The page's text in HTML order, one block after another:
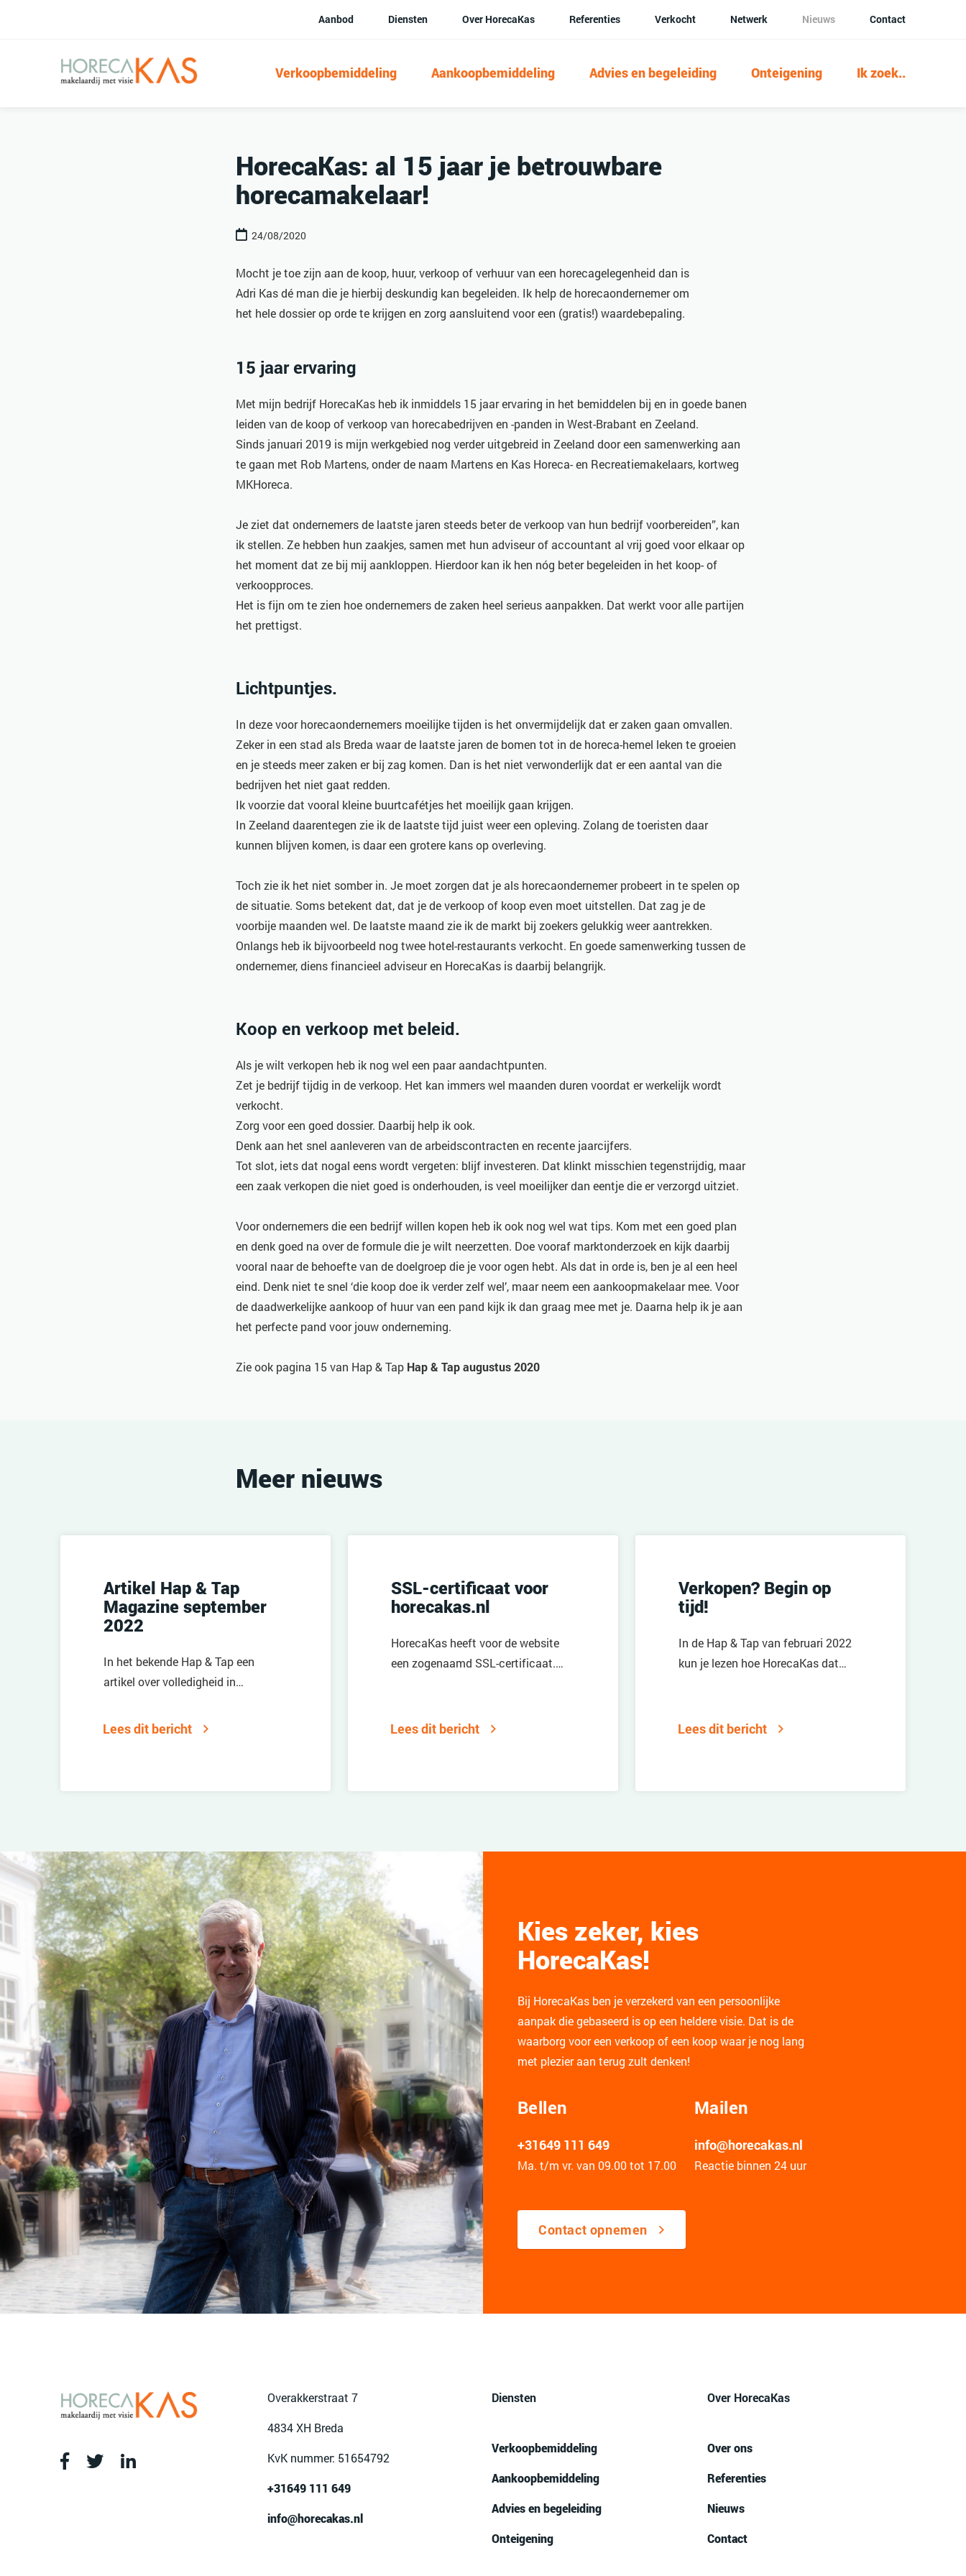
Aanbod Diensten Over HorecaKas Referenties Verkocht Netwerk Nieuws Contact
Verkoopbemiddeling Aankoopbemiddeling Advies en begeleiding Onteigening Ik zoek..
HorecaKas: al 15 jaar je betrouwbare
horecamakelaar!
24/08/2020
Mocht je toe zijn aan de koop, huur, verkoop of verhuur van een horecagelegenheid dan is
Adri Kas dé man die je hierbij deskundig kan begeleiden. Ik help de horecaondernemer om
het hele dossier op orde te krijgen en zorg aansluitend voor een (gratis!) waardebepaling.
15 jaar ervaring
Met mijn bedrijf HorecaKas heb ik inmiddels 15 jaar ervaring in het bemiddelen bij en in goede banen
leiden van de koop of verkoop van horecabedrijven en -panden in West-Brabant en Zeeland.
Sinds januari 2019 is mijn werkgebied nog verder uitgebreid in Zeeland door een samenwerking aan
te gaan met Rob Martens, onder de naam Martens en Kas Horeca- en Recreatiemakelaars, kortweg
MKHoreca.
Je ziet dat ondernemers de laatste jaren steeds beter de verkoop van hun bedrijf voorbereiden”, kan
ik stellen. Ze hebben hun zaakjes, samen met hun adviseur of accountant al vrij goed voor elkaar op
het moment dat ze bij mij aankloppen. Hierdoor kan ik hen nóg beter begeleiden in het koop- of
verkoopproces.
Het is fijn om te zien hoe ondernemers de zaken heel serieus aanpakken. Dat werkt voor alle partijen
het prettigst.
Lichtpuntjes.
In deze voor horecaondernemers moeilijke tijden is het onvermijdelijk dat er zaken gaan omvallen.
Zeker in een stad als Breda waar de laatste jaren de bomen tot in de horeca-hemel leken te groeien
en je steeds meer zaken er bij zag komen. Dan is het niet verwonderlijk dat er een aantal van die
bedrijven het niet gaat redden.
Ik voorzie dat vooral kleine buurtcafétjes het moeilijk gaan krijgen.
In Zeeland daarentegen zie ik de laatste tijd juist weer een opleving. Zolang de toeristen daar
kunnen blijven komen, is daar een grotere kans op overleving.
Toch zie ik het niet somber in. Je moet zorgen dat je als horecaondernemer probeert in te spelen op
de situatie. Soms betekent dat, dat je de verkoop of koop even moet uitstellen. Dat zag je de
voorbije maanden wel. De laatste maand zie ik de markt bij zoekers gelukkig weer aantrekken.
Onlangs heb ik bijvoorbeeld nog twee hotel-restaurants verkocht. En goede samenwerking tussen de
ondernemer, diens financieel adviseur en HorecaKas is daarbij belangrijk.
Koop en verkoop met beleid.
Als je wilt verkopen heb ik nog wel een paar aandachtpunten.
Zet je bedrijf tijdig in de verkoop. Het kan immers wel maanden duren voordat er werkelijk wordt
verkocht.
Zorg voor een goed dossier. Daarbij help ik ook.
Denk aan het snel aanleveren van de arbeidscontracten en recente jaarcijfers.
Tot slot, iets dat nogal eens wordt vergeten: blijf investeren. Dat klinkt misschien tegenstrijdig, maar
een zaak verkopen die niet goed is onderhouden, is veel moeilijker dan eentje die er verzorgd uitziet.
Voor ondernemers die een bedrijf willen kopen heb ik ook nog wel wat tips. Kom met een goed plan
en denk goed na over de formule die je wilt neerzetten. Doe vooraf marktonderzoek en kijk daarbij
vooral naar de behoefte van de doelgroep die je voor ogen hebt. Als dat in orde is, ben je al een heel
eind. Denk niet te snel ‘die koop doe ik verder zelf wel’, maar neem een aankoopmakelaar mee. Voor
de daadwerkelijke aankoop of huur van een pand kijk ik dan graag mee met je. Daarna help ik je aan
het perfecte pand voor jouw onderneming.
Zie ook pagina 15 van Hap & Tap Hap & Tap augustus 2020
Meer nieuws
Artikel Hap & Tap
Magazine september
2022
In het bekende Hap & Tap een
artikel over volledigheid in
Lees dit bericht
SSL-certificaat voor
horecakas.nl
HorecaKas heeft voor de website
een zogenaamd SSL-certificaat.
Lees dit bericht
Verkopen? Begin op
tijd!
In de Hap & Tap van februari 2022
kun je lezen hoe HorecaKas dat
Lees dit bericht
Kies zeker, kies
HorecaKas!
Bij HorecaKas ben je verzekerd van een persoonlijke
aanpak die gebaseerd is op een heldere visie. Dat is de
waarborg voor een verkoop of een koop waar je nog lang
met plezier aan terug zult denken!
Bellen
+31649 111 649
Ma. t/m vr. van 09.00 tot 17.00
Mailen
info@horecakas.nl
Reactie binnen 24 uur
Contact opnemen
Overakkerstraat 7
4834 XH Breda
KvK nummer: 51654792
+31649 111 649
info@horecakas.nl
Diensten
Verkoopbemiddeling
Aankoopbemiddeling
Advies en begeleiding
Onteigening
Over HorecaKas
Over ons
Referenties
Nieuws
Contact